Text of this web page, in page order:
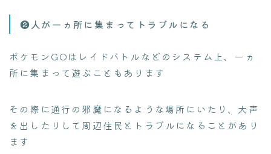
❷人が一ヵ所に集まってトラブルになる
ポケモンGOはレイドバトルなどのシステム上、一ヵ
所に集まって遊ぶこともあります
その際に通行の邪魔になるような場所にいたり、大声
を出したりして周辺住民とトラブルになることがあり
ます